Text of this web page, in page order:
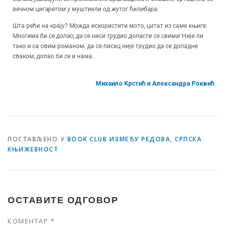
вечном цигаретом у муштикли од жутог ћилибара.
Шта рећи на крају? Можда искористити мото, цитат из саме књиге:
Многима би се допао, да се ниси трудио допасти се свима! Није ли
тако и са овим романом: да се писац није трудио да се допадне
сваком, допао би се и нама.
Михаило Крстић и Александра Роквић
ПОСТАВЉЕНО У BOOK CLUB ИЗМЕЂУ РЕДОВА, СРПСКА
КЊИЖЕВНОСТ
ОСТАВИТЕ ОДГОВОР
КОМЕНТАР *